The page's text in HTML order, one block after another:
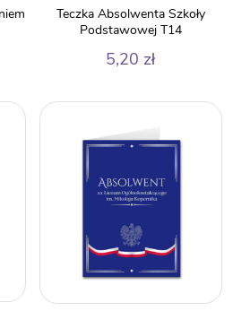
Teczka Absolwenta Szkoły
Podstawowej T14
5,20 zł